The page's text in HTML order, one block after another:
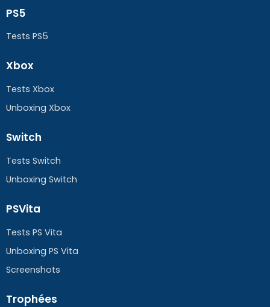
PS5
Tests PS5
Xbox
Tests Xbox
Unboxing Xbox
Switch
Tests Switch
Unboxing Switch
PSVita
Tests PS Vita
Unboxing PS Vita
Screenshots
Trophées